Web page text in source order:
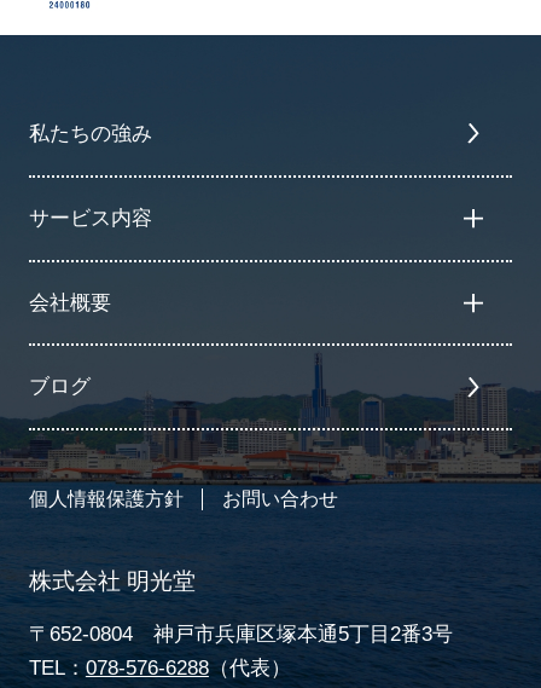
私たちの強み
サービス内容
会社概要
ブログ
個人情報保護方針 お問い合わせ
株式会社 明光堂
〒652-0804 神戸市兵庫区塚本通5丁目2番3号
TEL： 078-576-6288（代表）